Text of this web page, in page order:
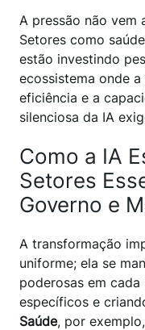
A pressão não vem
Setores como
estão investindo
ecossistema onde
eficiência e a
silenciosa da IA
Como a IA
Setores
Governo e
A transformação
uniforme; ela se
poderosas em
específicos e
Saúde, por